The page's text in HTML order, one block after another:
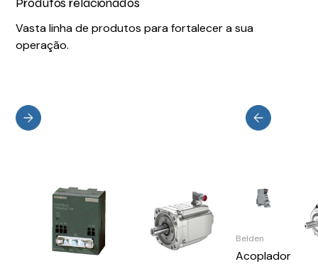
Produtos relacionados
Vasta linha de produtos para fortalecer a sua
operação.
Belden
Acoplador